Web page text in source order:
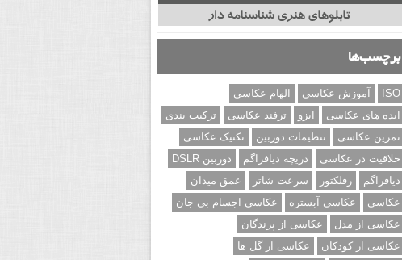
برچسب‌ها
ISO آموزش عکاسی
الهام عکاسی
ایده های عکاسی
ایزو ترفند عکاسی
ترکیب بندی
تمرین عکاسی
تنظیمات دوربین
تکنیک عکاسی
خلاقیت در عکاسی
دریچه دیافراگم
دوربین DSLR
دیافراگم
رفلکتور سرعت شاتر
عمق میدان
عکاسی
عکاسی آبستره
عکاسی اجسام بی جان
عکاسی از مدل
عکاسی از پرندگان
عکاسی از کودکان
عکاسی از گل ها